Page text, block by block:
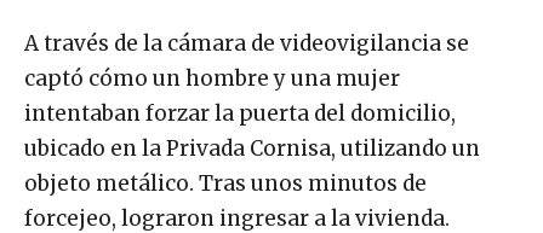
A través de la cámara de videovigilancia se
captó cómo un hombre y una mujer
intentaban forzar la puerta del domicilio,
ubicado en la Privada Cornisa, utilizando un
objeto metálico. Tras unos minutos de
forcejeo, lograron ingresar a la vivienda.